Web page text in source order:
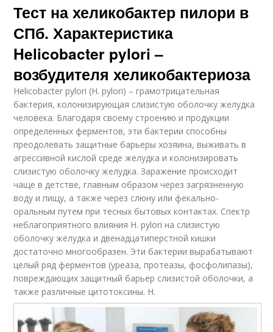
Тест на хеликобактер пилори в
СПб. Характеристика
Helicobacter pylori –
возбудителя хеликобактериоза
Helicobacter pylori (H. pylori) – грамотрицательная
бактерия, колонизирующая слизистую оболочку желудка
человека. Благодаря своему строению и продукции
определенных ферментов, эти бактерии способны
преодолевать защитные барьеры хозяина, выживать в
агрессивной кислой среде желудка и колонизировать
слизистую оболочку желудка. Заражение происходит
чаще в детстве, главным образом через загрязненную
воду и пищу, а также через слюну или фекально-
оральным путем при тесных бытовых контактах. Спектр
неблагоприятного влияния Н. pylori на слизистую
оболочку желудка и двенадцатиперстной кишки
достаточно многообразен. Эти бактерии вырабатывают
целый ряд ферментов (уреаза, протеазы, фосфолипазы),
повреждающих защитный барьер слизистой оболочки, а
также различные цитотоксины. Н.